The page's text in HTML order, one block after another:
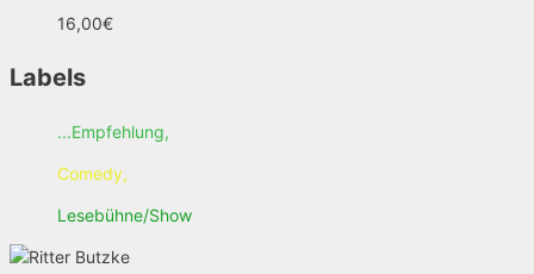
16,00€
Labels
...Empfehlung,
Comedy,
Lesebühne/Show